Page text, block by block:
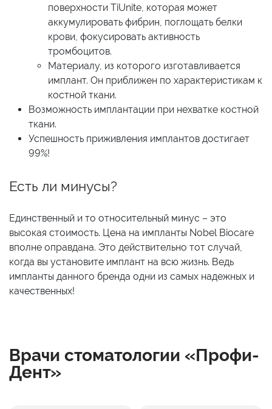
поверхности TiUnite, которая может
аккумулировать фибрин, поглощать белки
крови, фокусировать активность
тромбоцитов.
Материалу, из которого изготавливается
имплант. Он приближен по характеристикам к
костной ткани.
Возможность имплантации при нехватке костной
ткани.
Успешность приживления имплантов достигает
99%!
Есть ли минусы?
Единственный и то относительный минус – это
высокая стоимость. Цена на импланты Nobel Biocare
вполне оправдана. Это действительно тот случай,
когда вы установите имплант на всю жизнь. Ведь
импланты данного бренда одни из самых надежных и
качественных!
Врачи стоматологии «Профи-
Дент»